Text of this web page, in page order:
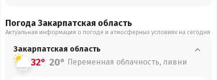
Погода Закарпатская область
Актуальная информация о погоде и атмосферных условиях на сегодня
Закарпатская область
32° 20° Переменная облачность, ливни